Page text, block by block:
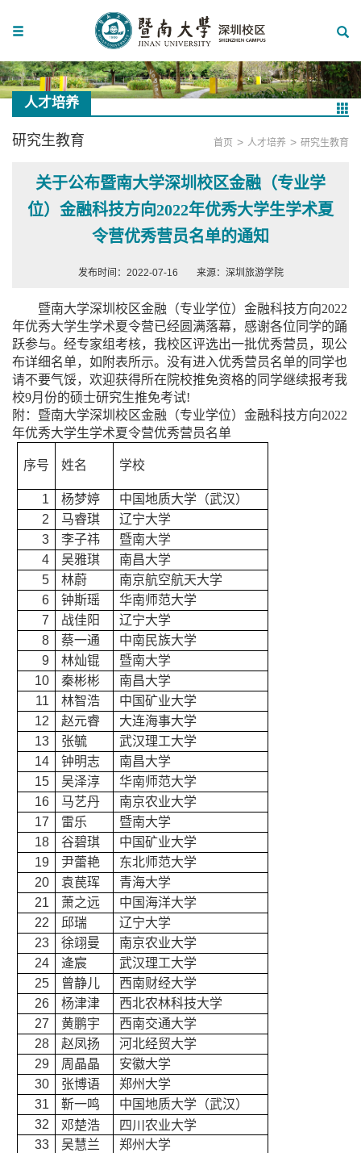
人才培养
研究生教育 首页 > 人才培养 > 研究生教育
关于公布暨南大学深圳校区金融（专业学
位）金融科技方向2022年优秀大学生学术夏
令营优秀营员名单的通知
发布时间：2022-07-16 来源：深圳旅游学院
暨南大学深圳校区金融（专业学位）金融科技方向2022
年优秀大学生学术夏令营已经圆满落幕， 感谢各位同学的踊
跃参与。 经专家组考核，我校区评选出一批优秀营员 ， 现公
布详细名单，如附表所示。没有进入优秀营员名单的同学也
请不要气馁，欢迎获得所在院校推免资格的同学继续报考我
校9月份的硕士研究生推免考试!
附：暨南大学深圳校区金融（专业学位）金融科技方向2022
年优秀大学生学术夏令营优秀营员名单
序号 姓名 学校
1 杨梦婷
中国地质大学（武汉）
2
马睿琪
辽宁大学
3
李子祎
暨南大学
4
吴雅琪
南昌大学
5
林蔚
南京航空航天大学
6
钟斯瑶
华南师范大学
7
战佳阳
辽宁大学
8
蔡一通
中南民族大学
9
林灿锟
暨南大学
10
秦彬彬
南昌大学
11
林智浩
中国矿业大学
12
赵元睿
大连海事大学
13
张毓
武汉理工大学
14
钟明志
南昌大学
15
吴泽淳
华南师范大学
16
马艺丹
南京农业大学
17
雷乐
暨南大学
18
谷碧琪
中国矿业大学
19
尹蕾艳
东北师范大学
20
袁苠珲
青海大学
21
萧之远
中国海洋大学
22
邱瑞
辽宁大学
23
徐翊曼
南京农业大学
24
逄宸
武汉理工大学
25
曾静儿
西南财经大学
26
杨津津
西北农林科技大学
27
黄鹏宇
西南交通大学
28
赵凤扬
河北经贸大学
29
周晶晶
安徽大学
30
张博语
郑州大学
31
靳一鸣
中国地质大学（武汉）
32
邓楚浩
四川农业大学
33
吴慧兰
郑州大学